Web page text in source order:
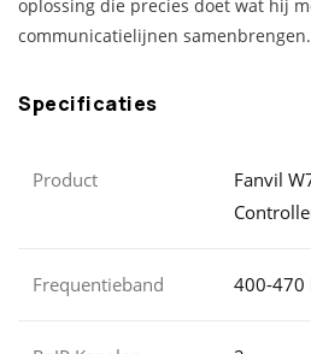
oplossing die precies doet wat hij
communicatielijnen samenbrengen.
Specificaties
Product
Fanvil
Frequentieband 400-470